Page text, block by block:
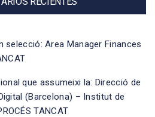
selecció: Area Manager Finances
que assumeixi la: Direcció de
(Barcelona) – Institut de
TANCAT